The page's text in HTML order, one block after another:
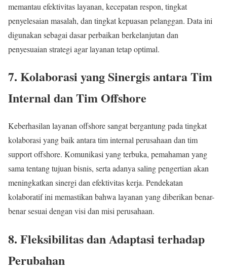
memantau efektivitas layanan, kecepatan respon, tingkat
penyelesaian masalah, dan tingkat kepuasan pelanggan. Data ini
digunakan sebagai dasar perbaikan berkelanjutan dan
penyesuaian strategi agar layanan tetap optimal.
7. Kolaborasi yang Sinergis antara Tim
Internal dan Tim Offshore
Keberhasilan layanan offshore sangat bergantung pada tingkat
kolaborasi yang baik antara tim internal perusahaan dan tim
support offshore. Komunikasi yang terbuka, pemahaman yang
sama tentang tujuan bisnis, serta adanya saling pengertian akan
meningkatkan sinergi dan efektivitas kerja. Pendekatan
kolaboratif ini memastikan bahwa layanan yang diberikan benar-
benar sesuai dengan visi dan misi perusahaan.
8. Fleksibilitas dan Adaptasi terhadap
Perubahan